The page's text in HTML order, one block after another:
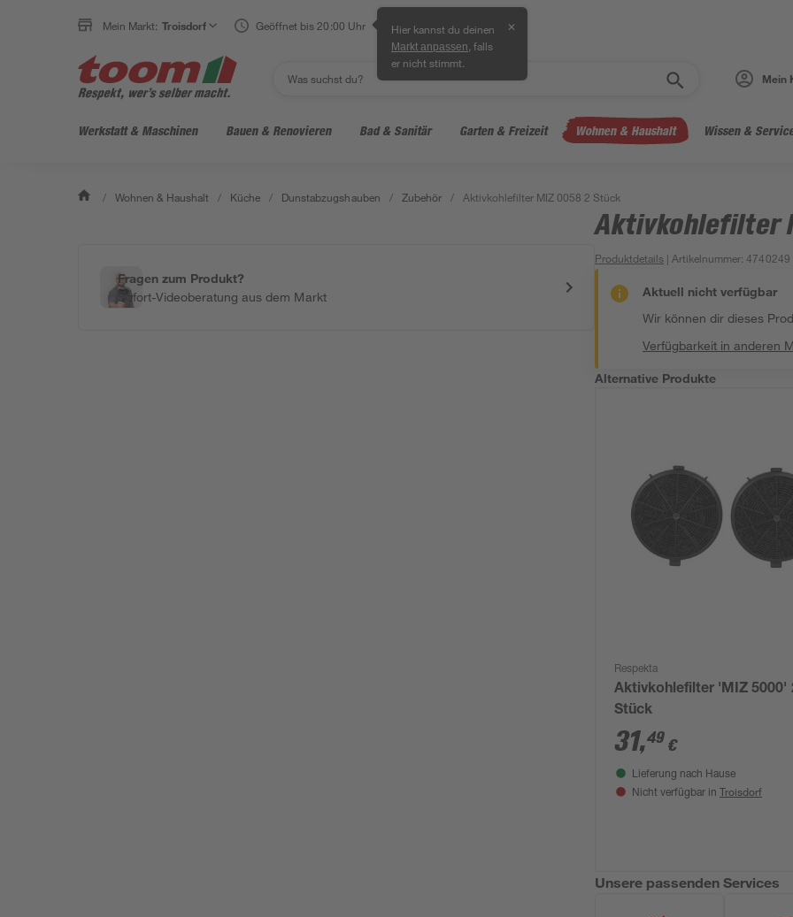
Mein Markt: Troisdorf Geöffnet bis 20:00 Uhr Hier kannst du deinen
Markt anpassen , falls
er nicht stimmt.
✕
Mein
Werkstatt & Maschinen Bauen & Renovieren Bad & Sanitär Garten & Freizeit Wohnen & Haushalt Wissen &
/ Wohnen & Haushalt / Küche / Dunstabzugshauben / Zubehör / Aktivkohlefilter MIZ 0058 2 Stück
Fragen zum Produkt?
Sofort-Videoberatung aus dem Markt
Aktivkohlefilter
Produktdetails | Artikelnummer:4740249
Aktuell nicht verfügbar
Wir können dir dieses
Verfügbarkeit in anderen
Alternative Produkte
Respekta
Aktivkohlefilter 'MIZ 5000'
Stück
31,49 €
Lieferung nach Hause
Nicht verfügbar in Troisdorf
Unsere passenden Services